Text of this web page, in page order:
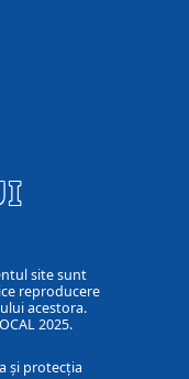
site sunt
reproducere
acestora.
2025.
și protecția